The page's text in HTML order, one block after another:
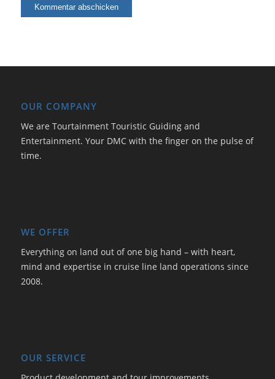
OUR COMPANY
We are Tourtainment Touristic Guiding and
Entertainment. Your DMC with the finger on the pulse of
time.
WE OFFER
Everything on land out of one big hand – with heart,
mind and expertise in cruise line land operations since
2008.
OUR SERVICE